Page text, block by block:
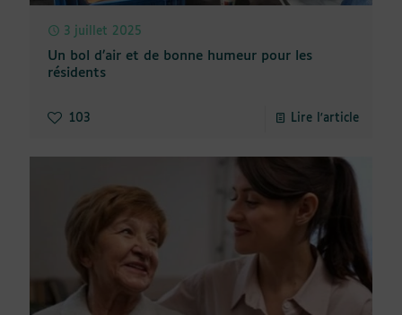
3 juillet 2025
Un bol d’air et de bonne humeur pour les
résidents
103 Lire l'article